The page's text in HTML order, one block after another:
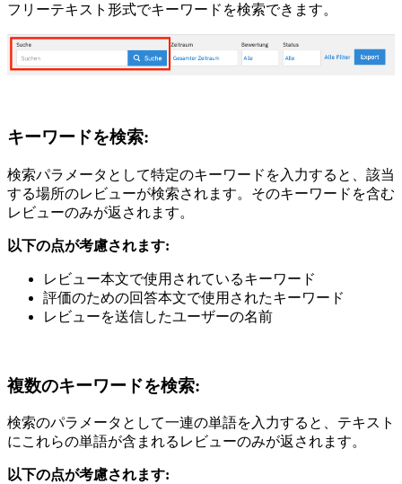
フリーテキスト形式でキーワードを検索できます。
キーワードを検索:
検索パラメータとして特定のキーワードを入力すると、該当
する場所のレビューが検索されます。そのキーワードを含む
レビューのみが返されます。
以下の点が考慮されます:
レビュー本文で使用されているキーワード
評価のための回答本文で使用されたキーワード
レビューを送信したユーザーの名前
複数のキーワードを検索:
検索のパラメータとして一連の単語を入力すると、テキスト
にこれらの単語が含まれるレビューのみが返されます。
以下の点が考慮されます: